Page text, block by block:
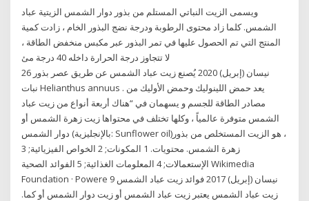
ويسمى الزيت النباتي المستلم من بذور دوار الشمس الزيتية عباد
الشمس. كلما زاد محتوى الرطوبة ودرجة نضج البذور الخام ، زادت كمية
المنتج التي تم الحصول عليها في تمر البذور عبر مكبس منخفض الطاقة ،
لا تتجاوز درجة الحرارة داخله 40 درجة مئ
26 نيسان (إبريل) 2020 يُصنع زيت عباد الشمس عن طريق عصر بذور
نبات Helianthus annuus . يعد حمض اللينوليك وحمض الأوليك من
مصادر الطاقة للجسم و يسهمان في “هناك أربعة أنواع من زيت عباد
الشمس متوفرة عالمياً ، وكلها تختلف في محتواها زيت زهرة الشمس أو
دوار الشمس (بالإنجليزية: Sunflower oil)‏، هو الزيت المستخلص من بذور
زهرة الشمس. محتويات. 1 المكونات; 2 الخواص الفيزيائية; 3
الإستعمالات; 4 المعلومات الغذائية; 5 الفوائد الصحية Wikimedia
Foundation · Powere 9 نيسان (إبريل) 2017 فوائد زيت عباد الشمس
زيت عباد الشمس يعتبر زيت عباد الشمس أو زيت دوار الشمس أو كما.